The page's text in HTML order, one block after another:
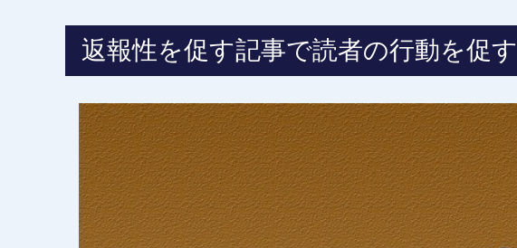
返報性を促す記事で読者の行動を促す